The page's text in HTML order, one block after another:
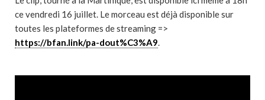
ce vendredi 16 juillet. Le morceau est déjà disponible sur
toutes les plateformes de streaming =>
https://bfan.link/pa-dout%C3%A9.